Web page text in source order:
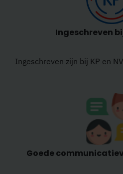
Ingeschreven
Ingeschreven zijn bij KP en
Goede